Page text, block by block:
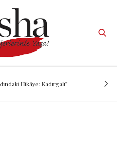
Hikâye: Kadırgalı”